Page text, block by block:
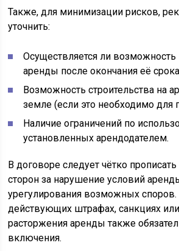
Также, для минимизации рисков,
уточнить:
Осуществляется ли возможность
аренды после окончания её
Возможность строительства на
земле (если это необходимо для
Наличие ограничений по
установленных арендодателем.
В договоре следует чётко прописать
сторон за нарушение условий
урегулирования возможных
действующих штрафах, санкциях
расторжения аренды также
включения.